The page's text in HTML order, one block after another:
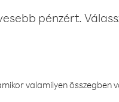
pénzért.
valamilyen